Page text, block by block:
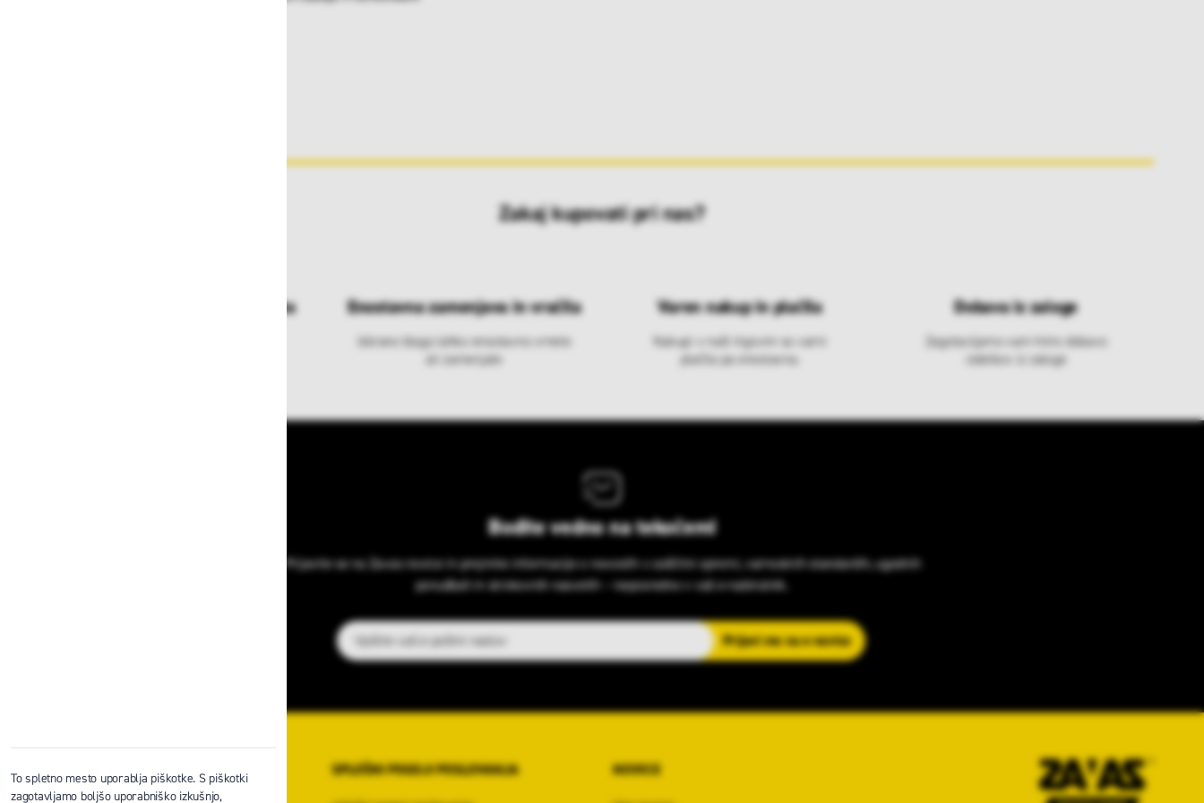
Zakaj kupovati pri nas?
Dostava in prevzemna mesta Enostavna zamenjava in vračila
Izbrano blago lahko ensotavno vrnete
ali zamenjate
Varen nakup in plačila
Nakupi v naši trgovini so varni
plačila pa enostavna.
Dobava iz zaloge
Zagotavljamo vam hitro dobavo
izdelkov iz zaloge
Bodite vedno na tekočem!
Prijavite se na Zavas novice in prejmite informacije o novostih v zaščitni opremi, varnostnih standardih, ugodnih
ponudbah in strokovnih nasvetih – neposredno v vaš e-nabiralnik.
E-poštni naslov
Prijavi me na e-novice
SPLOŠNI POGOJI POSLOVANJA
NOVICE
To spletno mesto uporablja piškotke. S piškotki
zagotavljamo boljšo uporabniško izkušnjo,